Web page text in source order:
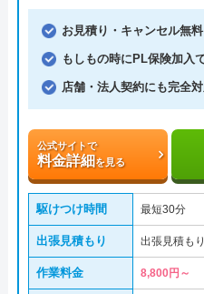
お見積り・キャンセル無
もしもの時にPL保険加入
店舗・法人契約にも完全
公式サイトで
料金詳細を見る
駆けつけ時間 最短30分
出張見積もり 出張見積も
作業料金 8,800円～